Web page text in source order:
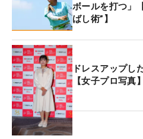
ボールを打つ」
ばし術”】
ドレスアップし
【女子プロ写真】